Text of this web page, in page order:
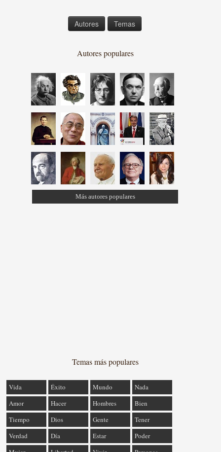
Autores Temas
Autores populares
Más autores populares
Temas más populares
Vida Éxito Mundo
Nada
Amor
Hacer Hombres
Bien
Tiempo
Dios Gente
Tener
Verdad
Día Estar
Poder